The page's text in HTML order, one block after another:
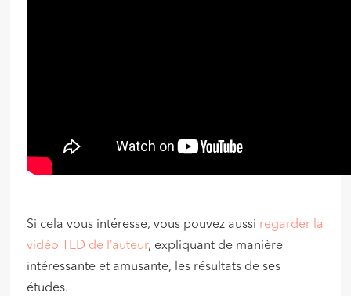
Si cela vous intéresse, vous pouvez aussi regarder la
vidéo TED de l’auteur, expliquant de manière
intéressante et amusante, les résultats de ses
études.